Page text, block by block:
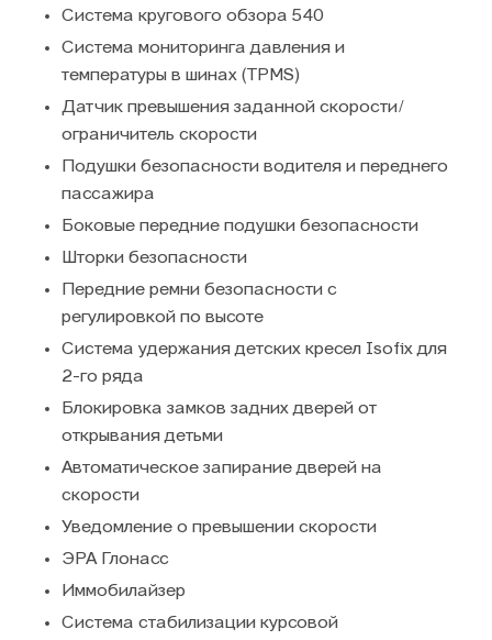
Система кругового обзора 540
Система мониторинга давления и
температуры в шинах (TPMS)
Датчик превышения заданной скорости/
ограничитель скорости
Подушки безопасности водителя и переднего
пассажира
Боковые передние подушки безопасности
Шторки безопасности
Передние ремни безопасности с
регулировкой по высоте
Система удержания детских кресел Isofix для
2-го ряда
Блокировка замков задних дверей от
открывания детьми
Автоматическое запирание дверей на
скорости
Уведомление о превышении скорости
ЭРА Глонасс
Иммобилайзер
Система стабилизации курсовой